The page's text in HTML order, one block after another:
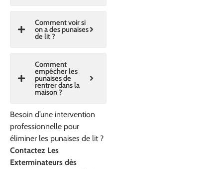
Comment voir si
on a des punaises
de lit ?
Comment
empêcher les
punaises de
rentrer dans la
maison ?
Besoin d’une intervention
professionnelle pour
éliminer les punaises de lit ?
Contactez Les
Exterminateurs dès